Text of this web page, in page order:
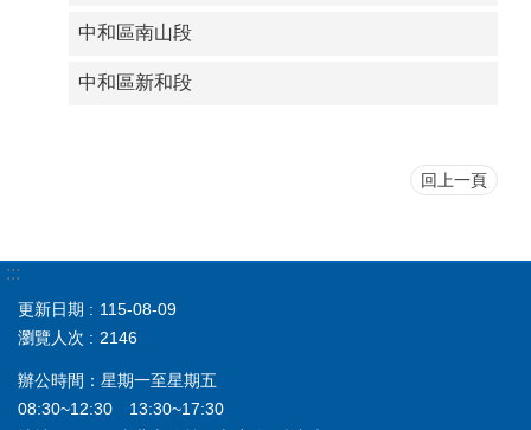
中和區南山段
中和區新和段
回上一頁
:::
更新日期
115-08-09
瀏覽人次
2146
辦公時間：星期一至星期五
08:30~12:30 13:30~17:30